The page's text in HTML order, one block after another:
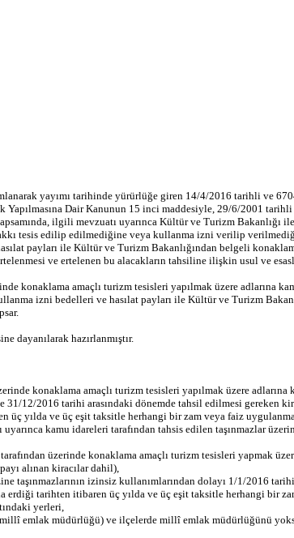
yayımı tarihinde yürürlüğe giren 14/4/2016 tarihli ve
Dair Kanunun 15 inci maddesiyle, 29/6/2001
ilgili mevzuatı uyarınca Kültür ve Turizm Bakanlığı
tesis edilip edilmediğine veya kullanma izni verilip
payları ile Kültür ve Turizm Bakanlığından belgeli
ve ertelenen bu alacakların tahsiline ilişkin usul ve
konaklama amaçlı turizm tesisleri yapılmak üzere adlarına
izni bedelleri ve hasılat payları ile Kültür ve Turizm
dayanılarak hazırlanmıştır.
konaklama amaçlı turizm tesisleri yapılmak üzere
12/2016 tarihi arasındaki dönemde tahsil edilmesi gereken
üç yılda ve üç eşit taksitle herhangi bir zam veya faiz
kamu idareleri tarafından tahsis edilen taşınmazlar
üzerinde konaklama amaçlı turizm tesisleri yapmak
alınan kiracılar dahil),
taşınmazlarının izinsiz kullanımlarından dolayı 1/1/2016
tarihten itibaren üç yılda ve üç eşit taksitle herhangi bir
yerleri,
emlak müdürlüğü) ve ilçelerde millî emlak müdürlüğünü